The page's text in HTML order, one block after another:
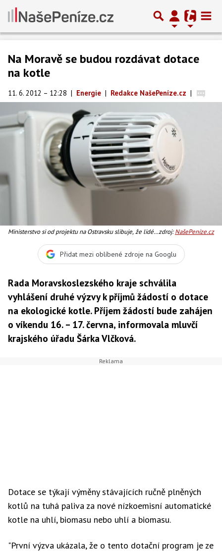
Na Moravě se budou rozdávat dotace
na kotle
11. 6. 2012 – 12:28 | Energie | Redakce NašePeníze.cz |
Ministerstvo si od projektu na Ostravsku slibuje, že lidé
k životnímu prostředí, Foto:SXC
zdroj:NašePeníze.cz
Přidat mezi oblíbené zdroje na Googlu
Rada Moravskoslezského kraje schválila
vyhlášení druhé výzvy k příjmů žádostí o dotace
na ekologické kotle. Příjem žádostí bude zahájen
o víkendu 16. – 17. června, informovala mluvčí
krajského úřadu Šárka Vlčková.
Dotace se týkají výměny stávajících ručně plněných
kotlů na tuhá paliva za nové nízkoemisní automatické
kotle na uhlí, biomasu nebo uhlí a biomasu.
"První výzva ukázala, že o tento dotační program je ze